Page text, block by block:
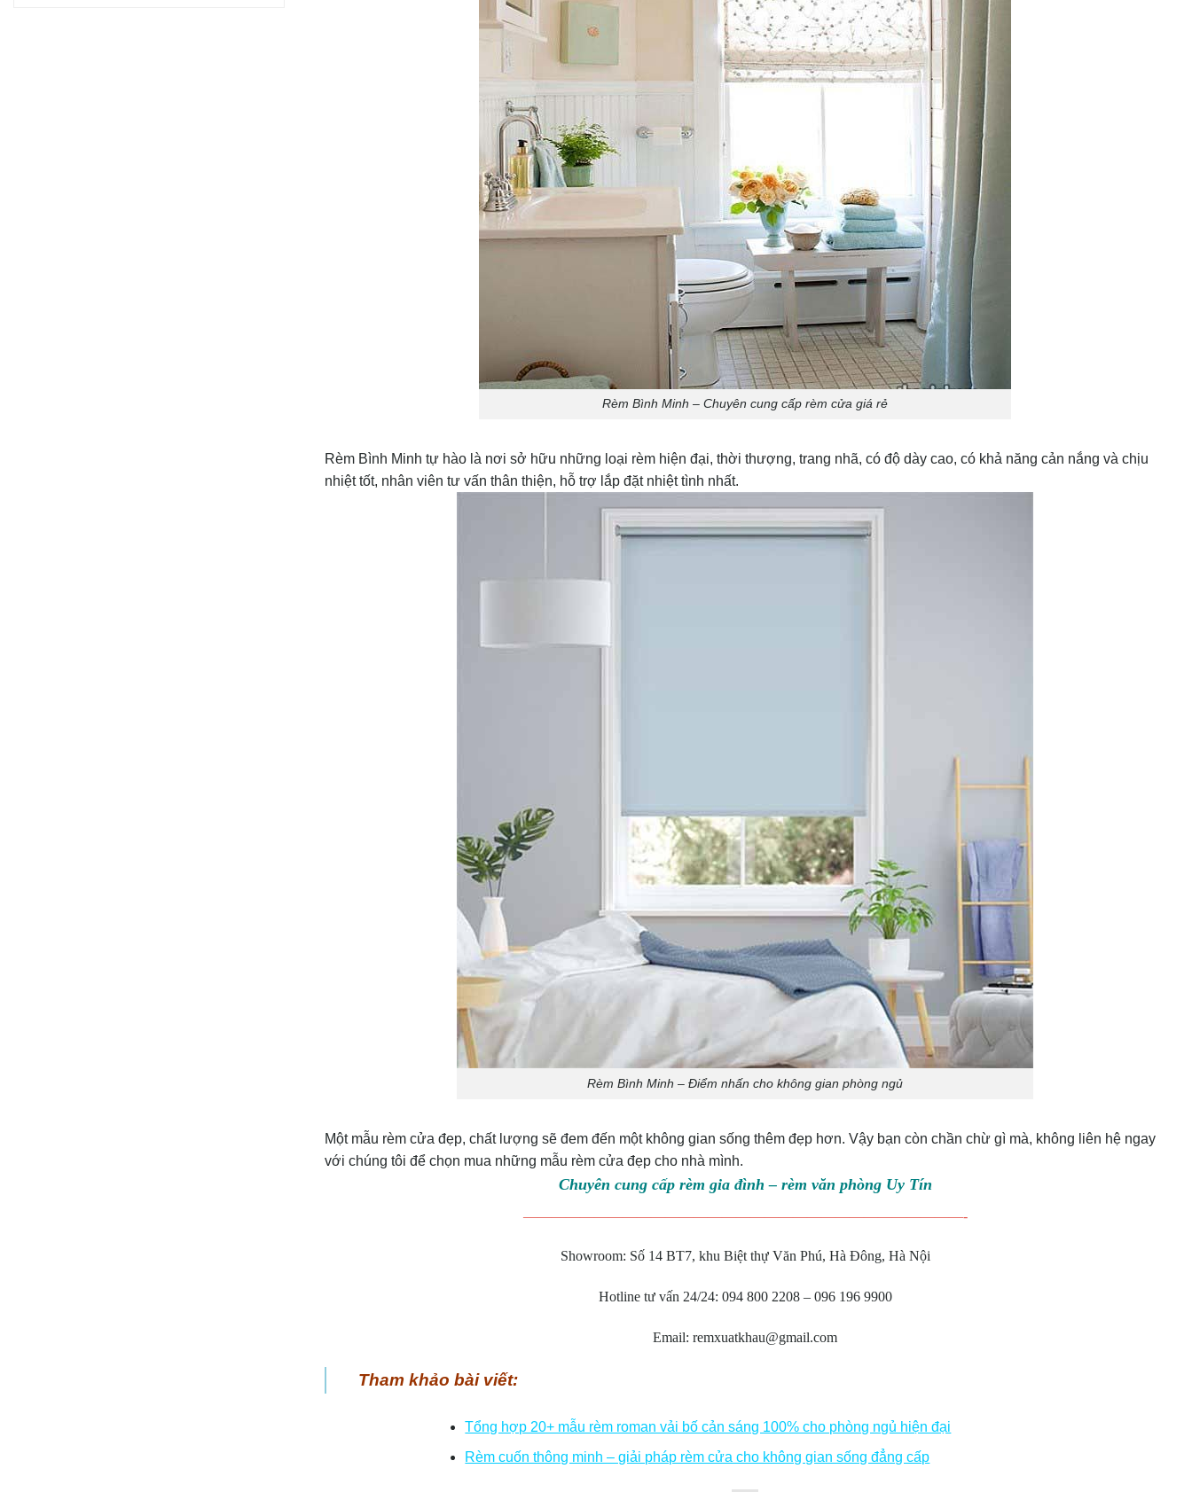
Rèm Bình Minh – Chuyên cung cấp rèm cửa giá rẻ
Rèm Bình Minh tự hào là nơi sở hữu những loại rèm hiện đại, thời thượng, trang nhã, có độ dày cao, có khả năng cản nắng và chịu
nhiệt tốt, nhân viên tư vấn thân thiện, hỗ trợ lắp đặt nhiệt tình nhất.
Rèm Bình Minh – Điểm nhấn cho không gian phòng ngủ
Một mẫu rèm cửa đẹp, chất lượng sẽ đem đến một không gian sống thêm đẹp hơn. Vậy bạn còn chần chừ gì mà, không liên hệ ngay
với chúng tôi để chọn mua những mẫu rèm cửa đẹp cho nhà mình.
Chuyên cung cấp rèm gia đình – rèm văn phòng Uy Tín
———————————————————————————————-
Showroom: Số 14 BT7, khu Biệt thự Văn Phú, Hà Đông, Hà Nội
Hotline tư vấn 24/24: 094 800 2208 – 096 196 9900
Email: remxuatkhau@gmail.com
Tham khảo bài viết:
Tổng hợp 20+ mẫu rèm roman vải bố cản sáng 100% cho phòng ngủ hiện đại
Rèm cuốn thông minh – giải pháp rèm cửa cho không gian sống đẳng cấp